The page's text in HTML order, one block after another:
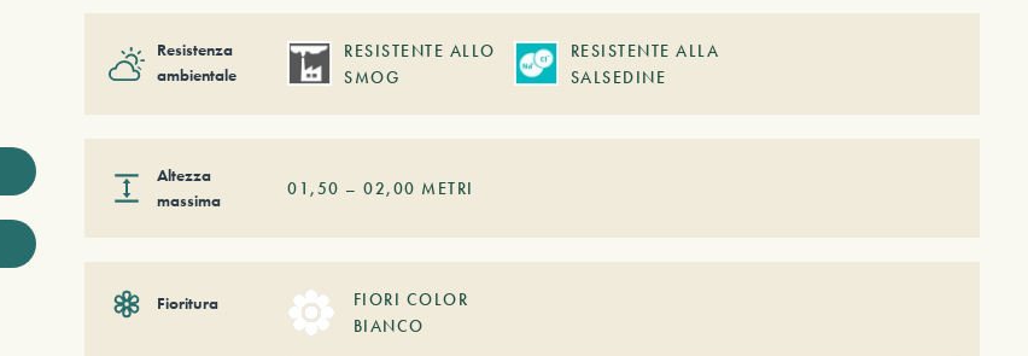
Resistenza
ambientale
RESISTENTE ALLO
SMOG
RESISTENTE ALLA
SALSEDINE
Altezza
massima
01,50 –02,00 METRI
Fioritura
FIORI COLOR
BIANCO